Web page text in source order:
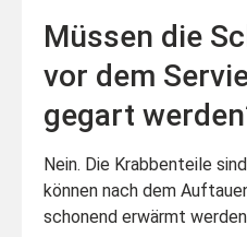
Müssen die
vor dem
gegart
Nein. Die Krabbenteile
können nach dem
schonend erwärmt